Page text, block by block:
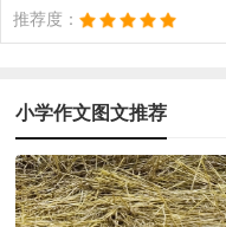
推荐度：
小学作文图文推荐